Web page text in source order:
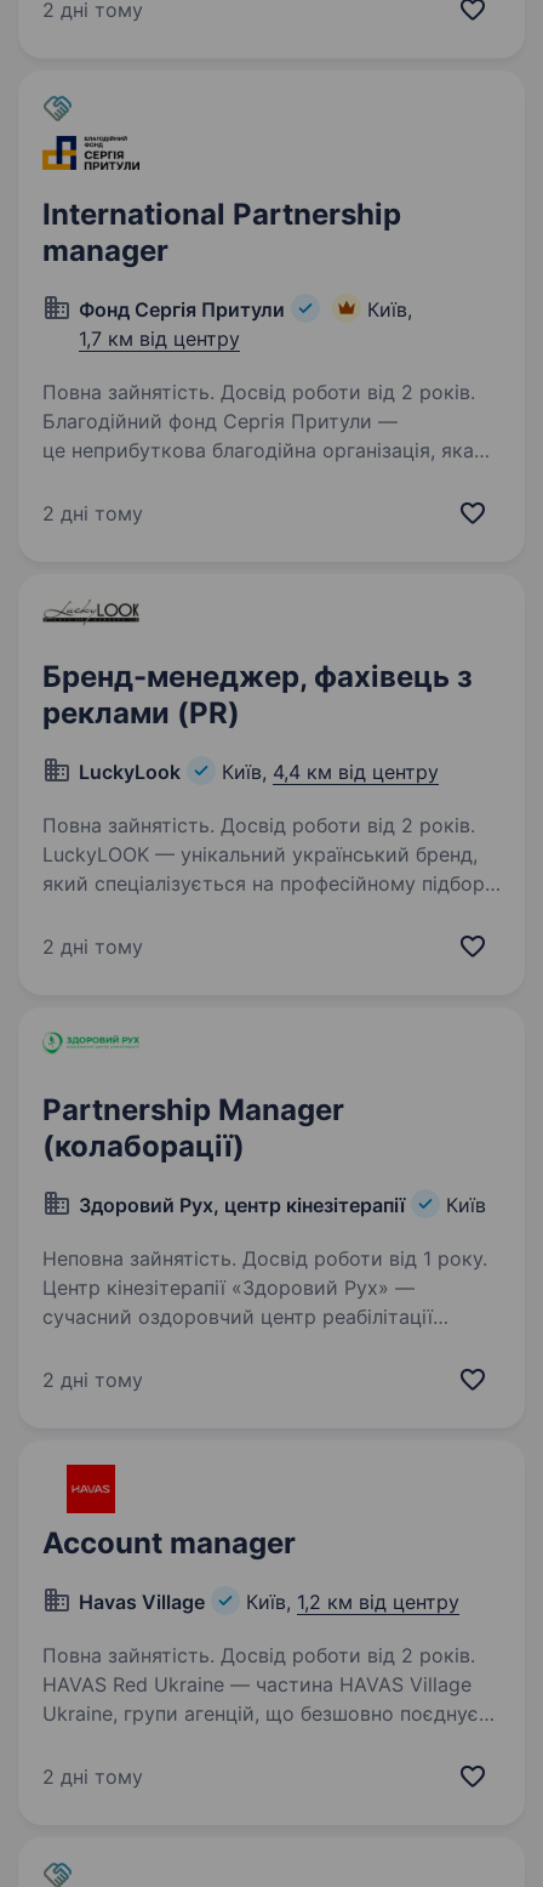
банків світу. Займає лідуючі позиції за всіма
країни…
2 дні тому
International Partnership
manager
Фонд Сергія Притули
Київ,
1,7 км від центру
Повна зайнятість. Досвід роботи від 2 років.
Благодійний фонд Сергія Притули —
це неприбуткова благодійна організація, яка
разом із командою. Фонд було створено
2 дні тому
Бренд-менеджер, фахівець з
реклами (PR)
LuckyLook Київ, 4,4 км від центру
Повна зайнятість. Досвід роботи від 2 років.
LuckyLOOK — унікальний український бренд,
який спеціалізується на професійному підборі
Маємо 6 магазинів в Києві та 1 в Ужгороді.
2 дні тому
Partnership Manager
(колаборації)
Здоровий Рух, центр кінезітерапії Київ
Неповна зайнятість. Досвід роботи від 1 року.
Центр кінезітерапії «Здоровий Рух» —
сучасний оздоровчий центр реабілітації
рухового апарату. Зараз ми у пошук
2 дні тому
Account manager
Havas Village Київ, 1,2 км від центру
Повна зайнятість. Досвід роботи від 2 років.
HAVAS Red Ukraine — частина HAVAS Village
Ukraine, групи агенцій, що безшовно поєднує
креатив, історії та емоційний досвід
2 дні тому